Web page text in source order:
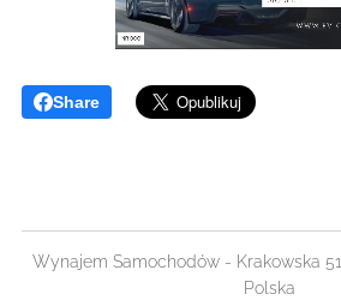
Share
Wynajem Samochodów - Krakowska
Polska